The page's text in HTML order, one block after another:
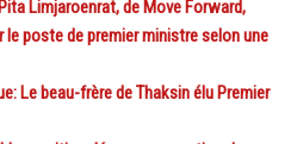
Limjaroenrat, de Move Forward,
poste de premier ministre selon une
Le beau-frère de Thaksin élu Premier